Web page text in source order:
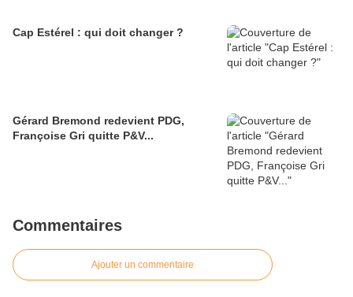
Cap Estérel : qui doit changer ?
Gérard Bremond redevient PDG,
Françoise Gri quitte P&V...
Commentaires
Ajouter un commentaire